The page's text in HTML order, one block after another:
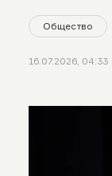
Общество
16.07.2026, 04:33